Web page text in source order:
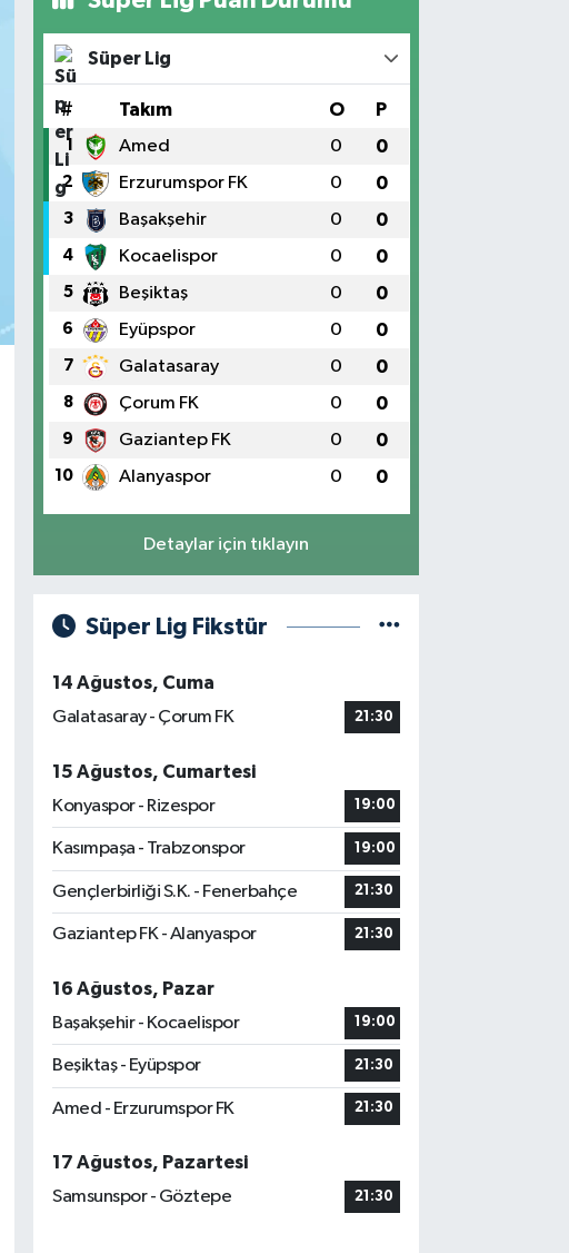
Süper Lig
# Takım O P
1 Amed 0 0
2 Erzurumspor FK 0 0
3 Başakşehir 0 0
4 Kocaelispor 0 0
5 Beşiktaş 0 0
6 Eyüpspor 0 0
7 Galatasaray 0 0
8 Çorum FK 0 0
9 Gaziantep FK 0 0
10 Alanyaspor 0 0
Detaylar için tıklayın
Süper Lig Fikstür
14 Ağustos, Cuma
Galatasaray - Çorum FK
21:30
15 Ağustos, Cumartesi
Konyaspor - Rizespor
19:00
Kasımpaşa - Trabzonspor 19:00
Gençlerbirliği S.K. - Fenerbahçe 21:30
Gaziantep FK - Alanyaspor 21:30
16 Ağustos, Pazar
Başakşehir - Kocaelispor
19:00
Beşiktaş - Eyüpspor 21:30
Amed - Erzurumspor FK 21:30
17 Ağustos, Pazartesi
Samsunspor - Göztepe
21:30